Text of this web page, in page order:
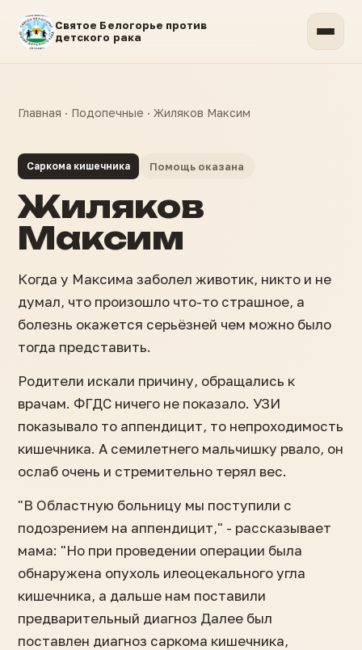
Святое Белогорье против
детского рака
Главная · Подопечные · Жиляков Максим
Саркома кишечника Помощь оказана
Жиляков
Максим
Когда у Максима заболел животик, никто и не
думал, что произошло что-то страшное, а
болезнь окажется серьёзней чем можно было
тогда представить.
Родители искали причину, обращались к
врачам. ФГДС ничего не показало. УЗИ
показывало то аппендицит, то непроходимость
кишечника. А семилетнего мальчишку рвало, он
ослаб очень и стремительно терял вес.
"В Областную больницу мы поступили с
подозрением на аппендицит," - рассказывает
мама: "Но при проведении операции была
обнаружена опухоль илеоцекального угла
кишечника, а дальше нам поставили
предварительный диагноз Далее был
поставлен диагноз саркома кишечника,